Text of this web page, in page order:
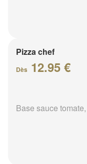
Pizza chef
Dès 12.95 €
Base sauce